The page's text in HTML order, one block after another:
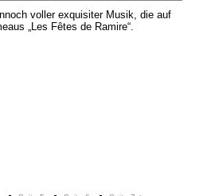
voller exquisiter Musik, die auf
„Les Fêtes de Ramire“.